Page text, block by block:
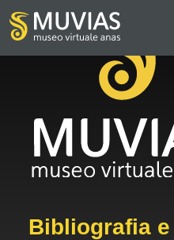
Bibliografia